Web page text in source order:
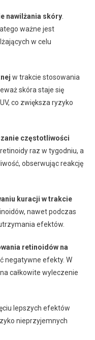
nawilżania skóry.
ważne jest
w celu
w trakcie stosowania
skóra staje się
co zwiększa ryzyko
częstotliwości
raz w tygodniu, a
obserwując reakcję
kuracji w trakcie
nawet podczas
efektów.
retinoidów na
negatywne efekty. W
całkowite wyleczenie
lepszych efektów
nieprzyjemnych